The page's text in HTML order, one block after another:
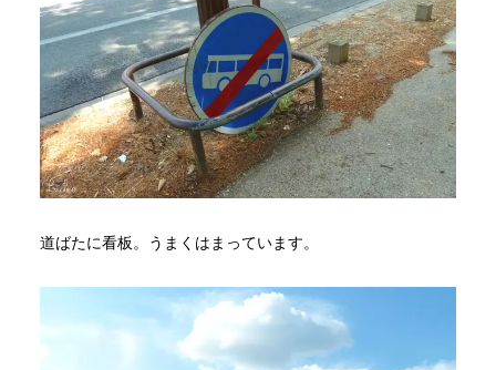
道ばたに看板。うまくはまっています。